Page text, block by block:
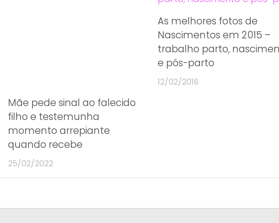
Mãe pede sinal ao falecido
filho e testemunha
momento arrepiante
quando recebe
25/02/2022
As melhores fotos de
Nascimentos em 2015 –
trabalho parto,
e pós-parto
12/02/2016